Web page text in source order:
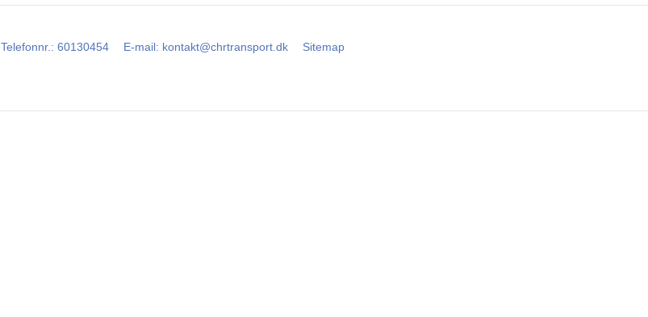
Telefonnr. : 60130454 E-mail: kontakt@chrtransport.dk Sitemap